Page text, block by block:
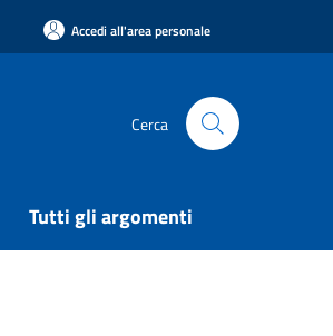
Accedi all'area personale
Cerca
Tutti gli argomenti